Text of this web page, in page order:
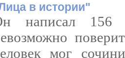
в истории"
написал 156
мог